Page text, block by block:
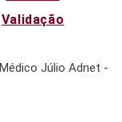
Validação
Júlio Adnet -